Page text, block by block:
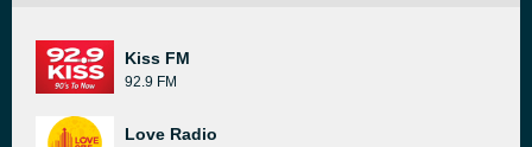
Kiss FM
92.9 FM
Love Radio